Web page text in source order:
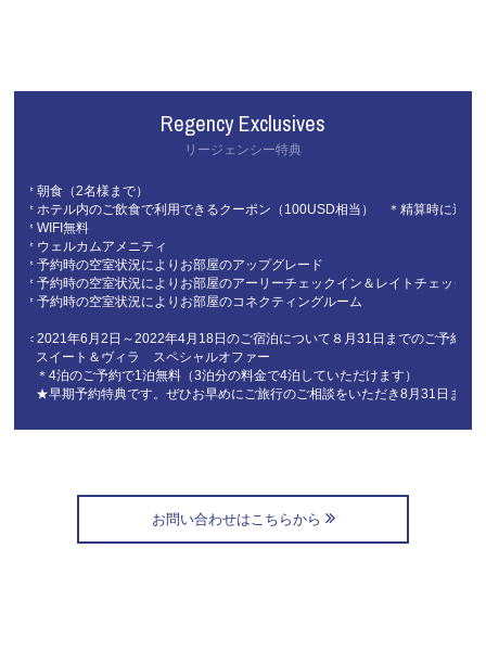
Regency Exclusives
リージェンシー特典
＊朝食（2名様まで）
＊ホテル内のご飲食で利用できるクーポン（100USD相当） ＊精算時に適用
＊WIFI無料
＊ウェルカムアメニティ
＊予約時の空室状況によりお部屋のアップグレード
＊予約時の空室状況によりお部屋のアーリーチェックイン＆レイトチェックア
＊予約時の空室状況によりお部屋のコネクティングルーム
＜2021年6月2日～2022年4月18日のご宿泊について８月31日までのご予約で
スイート＆ヴィラ スペシャルオファー
＊4泊のご予約で1泊無料（3泊分の料金で4泊していただけます）
★早期予約特典です。ぜひお早めにご旅行のご相談をいただき8月31日まで
お問い合わせはこちらから